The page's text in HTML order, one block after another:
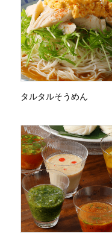
タルタルそうめん